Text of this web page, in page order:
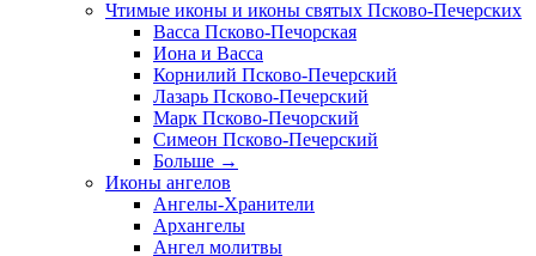
Чтимые иконы и иконы святых Псково-Печерских
Васса Псково-Печорская
Иона и Васса
Корнилий Псково-Печерский
Лазарь Псково-Печерский
Марк Псково-Печорский
Симеон Псково-Печерский
Больше →
Иконы ангелов
Ангелы-Хранители
Архангелы
Ангел молитвы